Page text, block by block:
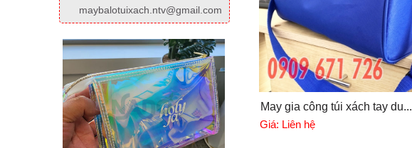
maybalotuixach.ntv@gmail.com
May gia công túi xách tay du...
Giá: Liên hệ